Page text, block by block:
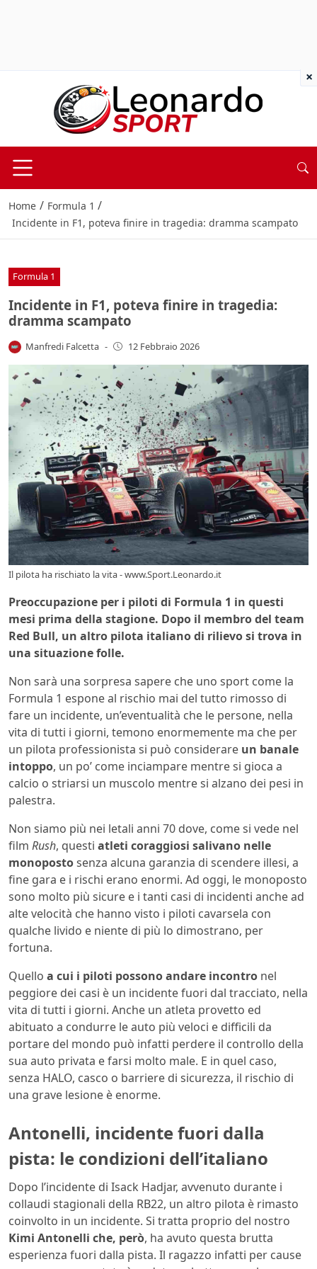
Home / Formula 1 /
Incidente in F1, poteva finire in tragedia: dramma scampato
Formula 1
Incidente in F1, poteva finire in tragedia:
dramma scampato
Manfredi Falcetta - 12 Febbraio 2026
Il pilota ha rischiato la vita - www.Sport.Leonardo.it
Preoccupazione per i piloti di Formula 1 in questi
mesi prima della stagione. Dopo il membro del team
Red Bull, un altro pilota italiano di rilievo si trova in
una situazione folle.
Non sarà una sorpresa sapere che uno sport come la
Formula 1 espone al rischio mai del tutto rimosso di
fare un incidente, un’eventualità che le persone, nella
vita di tutti i giorni, temono enormemente ma che per
un pilota professionista si può considerare un banale
intoppo, un po’ come inciampare mentre si gioca a
calcio o striarsi un muscolo mentre si alzano dei pesi in
palestra.
Non siamo più nei letali anni 70 dove, come si vede nel
film Rush, questi atleti coraggiosi salivano nelle
monopostosenza alcuna garanzia di scendere illesi, a
fine gara e i rischi erano enormi. Ad oggi, le monoposto
sono molto più sicure e i tanti casi di incidenti anche ad
alte velocità che hanno visto i piloti cavarsela con
qualche livido e niente di più lo dimostrano, per
fortuna.
Quello a cui i piloti possono andare incontro nel
peggiore dei casi è un incidente fuori dal tracciato, nella
vita di tutti i giorni. Anche un atleta provetto ed
abituato a condurre le auto più veloci e difficili da
portare del mondo può infatti perdere il controllo della
sua auto privata e farsi molto male. E in quel caso,
senza HALO, casco o barriere di sicurezza, il rischio di
una grave lesione è enorme.
Antonelli, incidente fuori dalla
pista: le condizioni dell’italiano
Dopo l’incidente di Isack Hadjar, avvenuto durante i
collaudi stagionali della RB22, un altro pilota è rimasto
coinvolto in un incidente. Si tratta proprio del nostro
Kimi Antonelli che, però, ha avuto questa brutta
esperienza fuori dalla pista. Il ragazzo infatti per cause
×